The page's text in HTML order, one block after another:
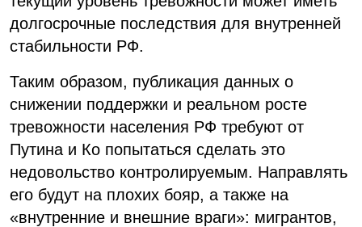
долгосрочные последствия для внутренней
стабильности РФ.
Таким образом, публикация данных о
снижении поддержки и реальном росте
тревожности населения РФ требуют от
Путина и Ко попытаться сделать это
недовольство контролируемым. Направлять
его будут на плохих бояр, а также на
«внутренние и внешние враги»: мигрантов,